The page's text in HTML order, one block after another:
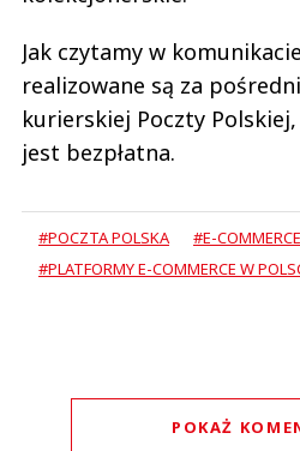
Jak czytamy w
realizowane są za
kurierskiej Poczty
jest bezpłatna.
#POCZTA POLSKA
#E-
#PLATFORMY E-COMMERCE W
POKAŻ